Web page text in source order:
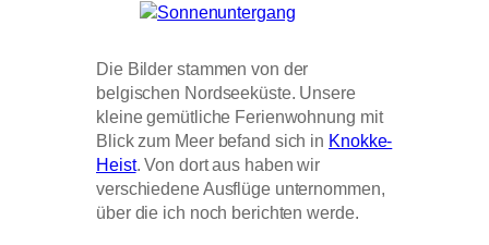
Die Bilder stammen von der
belgischen Nordseeküste. Unsere
kleine gemütliche Ferienwohnung mit
Blick zum Meer befand sich in Knokke-
Heist. Von dort aus haben wir
verschiedene Ausflüge unternommen,
über die ich noch berichten werde.